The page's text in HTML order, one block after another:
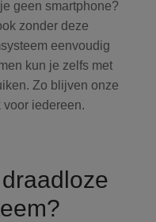
geen smartphone?
zonder deze
eenvoudig
kun je zelfs met
Zo blijven onze
iedereen.